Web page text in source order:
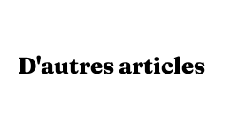
D'autres articles